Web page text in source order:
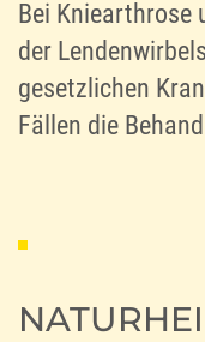
Bei Kniearthrose
der
gesetzlichen
Fällen die